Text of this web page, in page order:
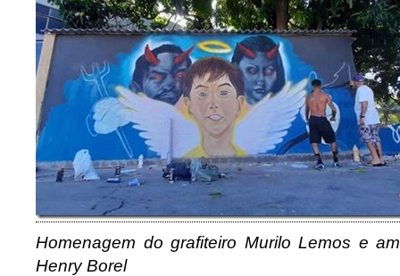
Homenagem do grafiteiro Murilo Lemos e
Henry Borel